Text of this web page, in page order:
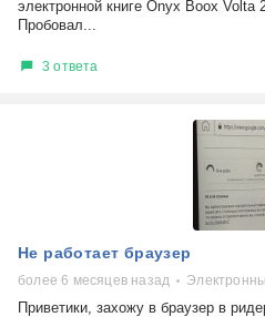
электронной книге Onyx Boox Volta
Пробовал...
3 ответа
Не работает браузер
более 6 месяцев назад
Приветики, захожу в браузер в